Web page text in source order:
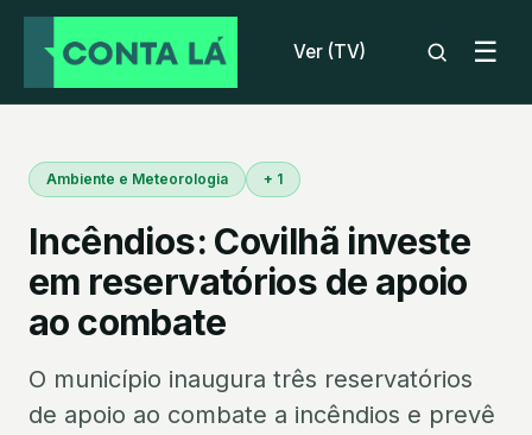
Ver (TV) ☰
Ambiente e Meteorologia + 1
Incêndios: Covilhã investe
em reservatórios de apoio
ao combate
O município inaugura três reservatórios
de apoio ao combate a incêndios e prevê